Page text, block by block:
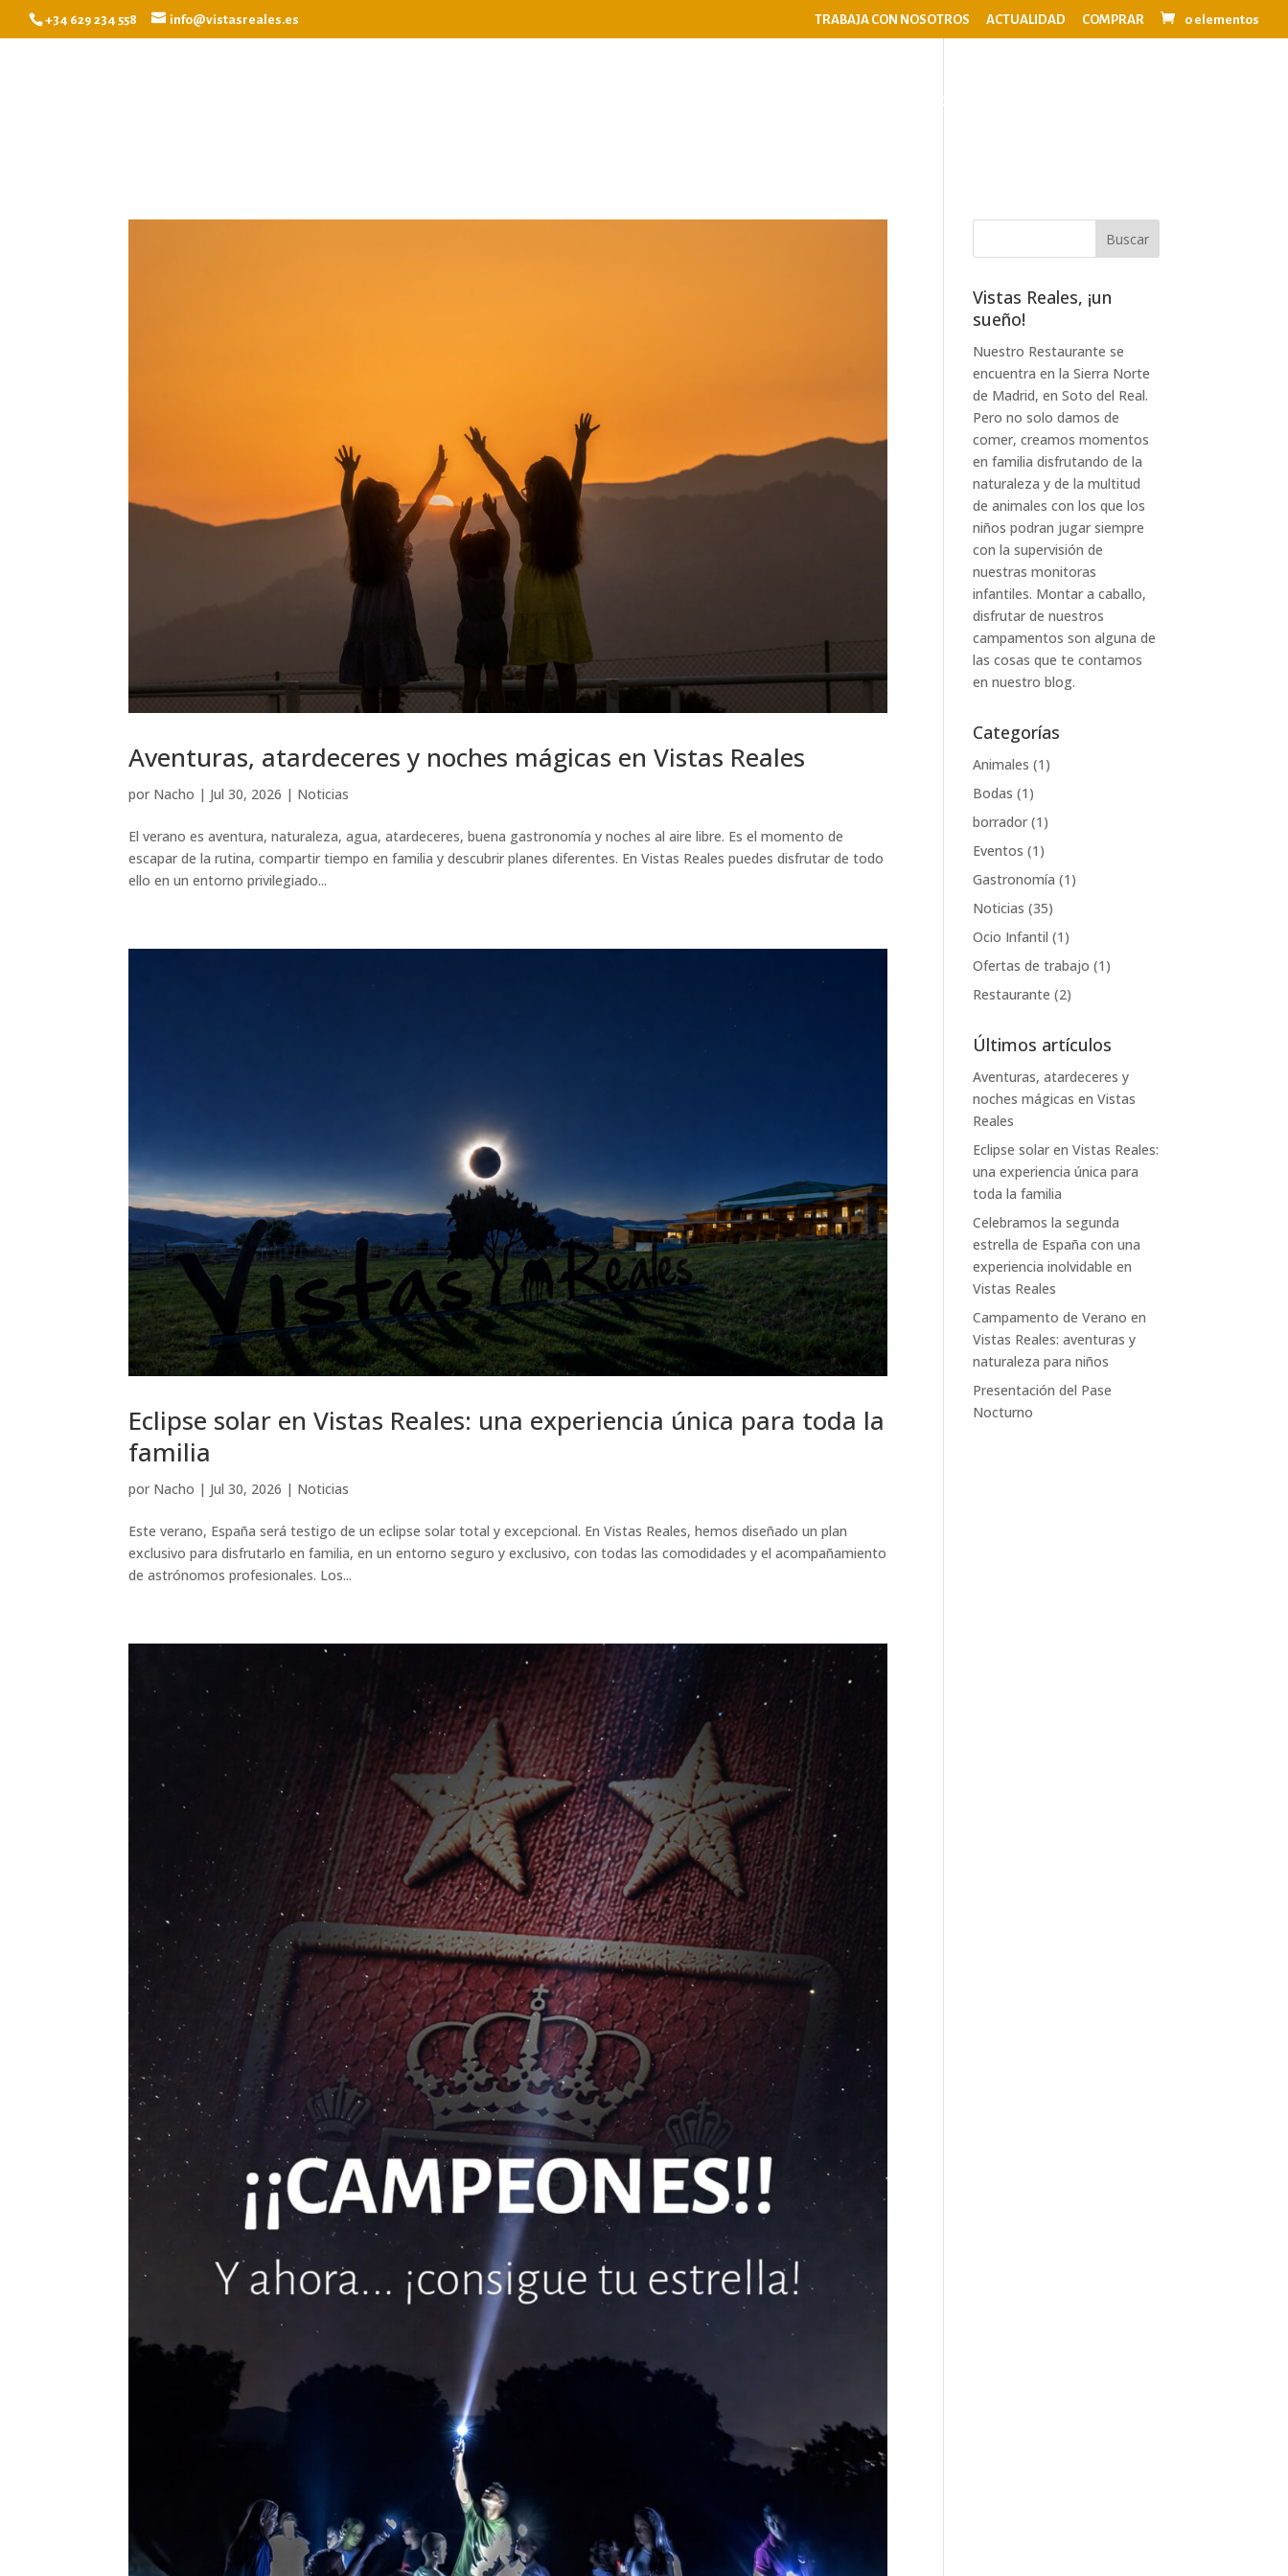
+34 629 234 558 info@vistasreales.es TRABAJA CON NOSOTROS ACTUALIDAD COMPRAR 0 elementos
EVENTOS
Aventuras, atardeceres y noches mágicas en Vistas Reales
por Nacho | Jul 30, 2026 | Noticias
El verano es aventura, naturaleza, agua, atardeceres, buena gastronomía y noches al aire libre. Es el momento de
escapar de la rutina, compartir tiempo en familia y descubrir planes diferentes. En Vistas Reales puedes disfrutar de todo
ello en un entorno privilegiado...
Eclipse solar en Vistas Reales: una experiencia única para toda la
familia
por Nacho | Jul 30, 2026 | Noticias
Este verano, España será testigo de un eclipse solar total y excepcional. En Vistas Reales, hemos diseñado un plan
exclusivo para disfrutarlo en familia, en un entorno seguro y exclusivo, con todas las comodidades y el acompañamiento
de astrónomos profesionales. Los...
Vistas Reales, ¡un
sueño!
Nuestro Restaurante se
encuentra en la Sierra Norte
de Madrid, en Soto del Real.
Pero no solo damos de
comer, creamos momentos
en familia disfrutando de la
naturaleza y de la multitud
de animales con los que los
niños podran jugar siempre
con la supervisión de
nuestras monitoras
infantiles. Montar a caballo,
disfrutar de nuestros
campamentos son alguna de
las cosas que te contamos
en nuestro blog.
Categorías
Animales (1)
Bodas (1)
borrador (1)
Eventos (1)
Gastronomía (1)
Noticias (35)
Ocio Infantil (1)
Ofertas de trabajo (1)
Restaurante (2)
Últimos artículos
Aventuras, atardeceres y
noches mágicas en Vistas
Reales
Eclipse solar en Vistas Reales:
una experiencia única para
toda la familia
Celebramos la segunda
estrella de España con una
experiencia inolvidable en
Vistas Reales
Campamento de Verano en
Vistas Reales: aventuras y
naturaleza para niños
Presentación del Pase
Nocturno